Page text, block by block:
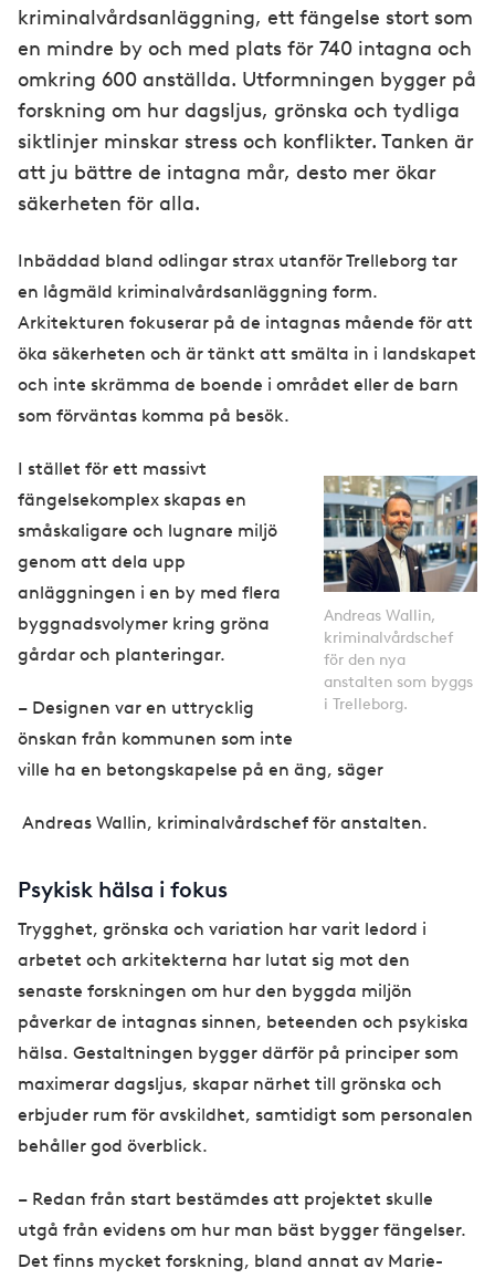
kriminalvårdsanläggning, ett fängelse stort som
en mindre by och med plats för 740 intagna och
omkring 600 anställda. Utformningen bygger på
forskning om hur dagsljus, grönska och tydliga
siktlinjer minskar stress och konflikter. Tanken är
att ju bättre de intagna mår, desto mer ökar
säkerheten för alla.
Inbäddad bland odlingar strax utanför Trelleborg tar
en lågmäld kriminalvårdsanläggning form.
Arkitekturen fokuserar på de intagnas mående för att
öka säkerheten och är tänkt att smälta in i landskapet
och inte skrämma de boende i området eller de barn
som förväntas komma på besök.
I
m
a
g
e
Andreas Wallin,
kriminalvårdschef
för den nya
anstalten som byggs
i Trelleborg.
I stället för ett massivt
fängelsekomplex skapas en
småskaligare och lugnare miljö
genom att dela upp
anläggningen i en by med flera
byggnadsvolymer kring gröna
gårdar och planteringar.
– Designen var en uttrycklig
önskan från kommunen som inte
ville ha en betongskapelse på en äng, säger
Andreas Wallin, kriminalvårdschef för anstalten.
Psykisk hälsa i fokus
Trygghet, grönska och variation har varit ledord i
arbetet och arkitekterna har lutat sig mot den
senaste forskningen om hur den byggda miljön
påverkar de intagnas sinnen, beteenden och psykiska
hälsa. Gestaltningen bygger därför på principer som
maximerar dagsljus, skapar närhet till grönska och
erbjuder rum för avskildhet, samtidigt som personalen
behåller god överblick.
– Redan från start bestämdes att projektet skulle
utgå från evidens om hur man bäst bygger fängelser.
Det finns mycket forskning, bland annat av Marie-